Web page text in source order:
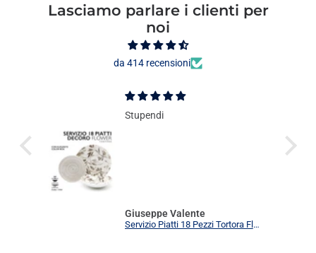
Lasciamo parlare i clienti per
noi
da 414 recensioni
Stupendi
Giuseppe Valente
Servizio Piatti 18 Pezzi Tortora Flower Elegante | Set Tavola 6 Persone Moderno